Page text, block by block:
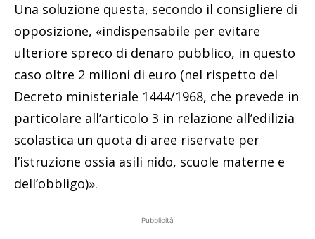
Una soluzione questa, secondo il consigliere di
opposizione, «indispensabile per evitare
ulteriore spreco di denaro pubblico, in questo
caso oltre 2 milioni di euro (nel rispetto del
Decreto ministeriale 1444/1968, che prevede in
particolare all’articolo 3 in relazione all’edilizia
scolastica un quota di aree riservate per
l’istruzione ossia asili nido, scuole materne e
dell’obbligo)».
Pubblicità